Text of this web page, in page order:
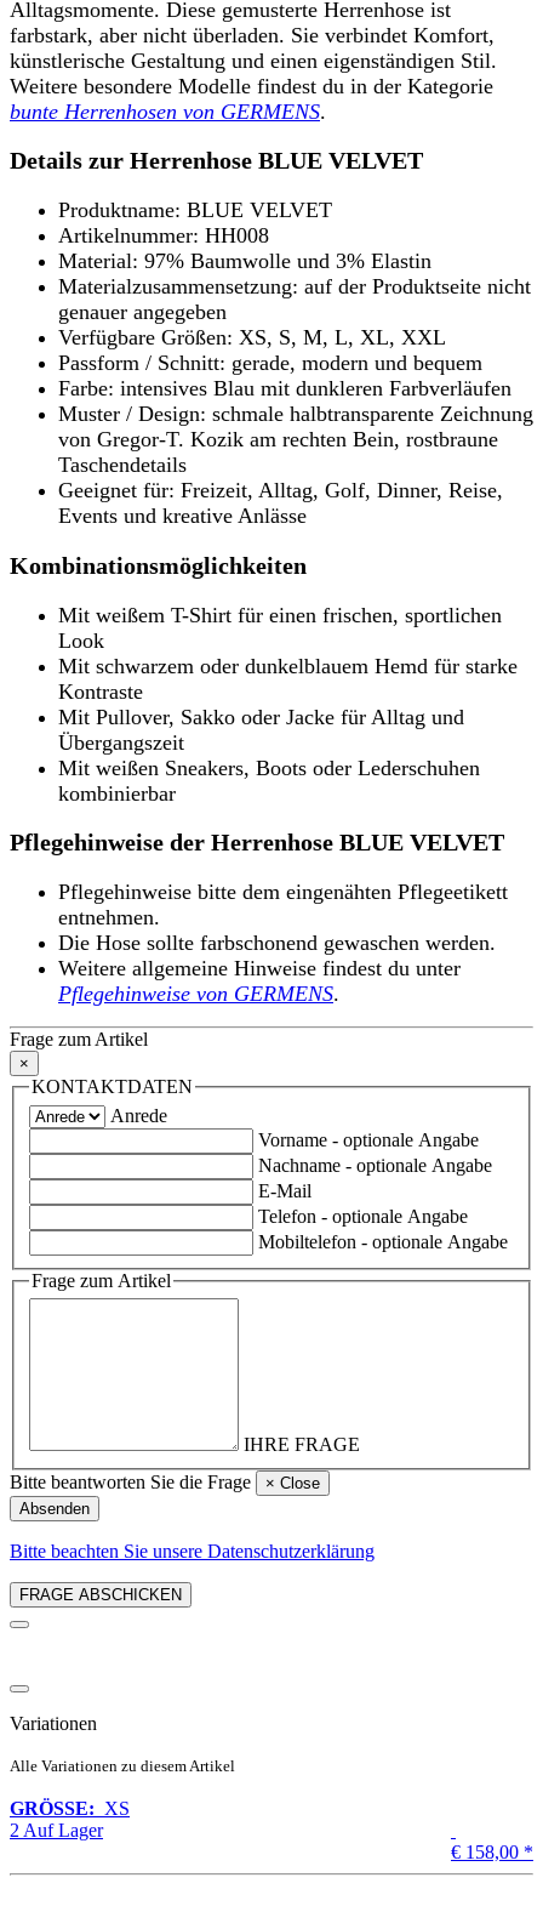
Alltagsmomente. Diese gemusterte Herrenhose ist
farbstark, aber nicht überladen. Sie verbindet Komfort,
künstlerische Gestaltung und einen eigenständigen Stil.
Weitere besondere Modelle findest du in der Kategorie
bunte Herrenhosen von GERMENS.
Details zur Herrenhose BLUE VELVET
Produktname: BLUE VELVET
Artikelnummer: HH008
Material: 97% Baumwolle und 3% Elastin
Materialzusammensetzung: auf der Produktseite nicht
genauer angegeben
Verfügbare Größen: XS, S, M, L, XL, XXL
Passform / Schnitt: gerade, modern und bequem
Farbe: intensives Blau mit dunkleren Farbverläufen
Muster / Design: schmale halbtransparente Zeichnung
von Gregor-T. Kozik am rechten Bein, rostbraune
Taschendetails
Geeignet für: Freizeit, Alltag, Golf, Dinner, Reise,
Events und kreative Anlässe
Kombinationsmöglichkeiten
Mit weißem T-Shirt für einen frischen, sportlichen
Look
Mit schwarzem oder dunkelblauem Hemd für starke
Kontraste
Mit Pullover, Sakko oder Jacke für Alltag und
Übergangszeit
Mit weißen Sneakers, Boots oder Lederschuhen
kombinierbar
Pflegehinweise der Herrenhose BLUE VELVET
Pflegehinweise bitte dem eingenähten Pflegeetikett
entnehmen.
Die Hose sollte farbschonend gewaschen werden.
Weitere allgemeine Hinweise findest du unter
Pflegehinweise von GERMENS.
Frage zum Artikel
×
KONTAKTDATEN
Anrede
Vorname - optionale Angabe
Nachname - optionale Angabe
E-Mail
Telefon - optionale Angabe
Mobiltelefon - optionale Angabe
Frage zum Artikel
IHRE FRAGE
Bitte beantworten Sie die Frage
× Close
Absenden
Bitte beachten Sie unsere Datenschutzerklärung
FRAGE ABSCHICKEN
Variationen
Alle Variationen zu diesem Artikel
GRÖSSE: XS
2 Auf Lager
€ 158,00 *